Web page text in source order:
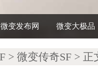
微变发布网 微变大极品
> 微变传奇SF > 正